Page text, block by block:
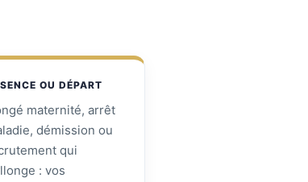
OU DÉPART
maternité, arrêt
démission ou
qui
: vos